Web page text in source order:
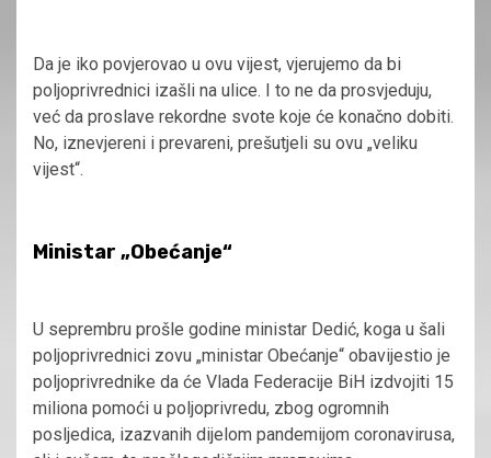
Da je iko povjerovao u ovu vijest, vjerujemo da bi
poljoprivrednici izašli na ulice. I to ne da prosvjeduju,
već da proslave rekordne svote koje će konačno dobiti.
No, iznevjereni i prevareni, prešutjeli su ovu „veliku
vijest“.
Ministar „Obećanje“
U seprembru prošle godine ministar Dedić, koga u šali
poljoprivrednici zovu „ministar Obećanje“ obavijestio je
poljoprivrednike da će Vlada Federacije BiH izdvojiti 15
miliona pomoći u poljoprivredu, zbog ogromnih
posljedica, izazvanih dijelom pandemijom coronavirusa,